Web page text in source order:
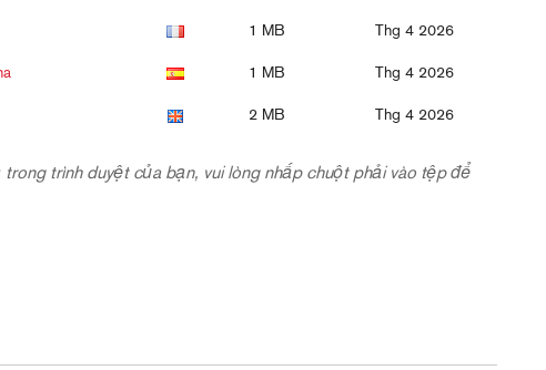
1 MB Thg 4 2026
1 MB Thg 4 2026
2 MB Thg 4 2026
trình duyệt của bạn, vui lòng nhấp chuột phải vào tệp để